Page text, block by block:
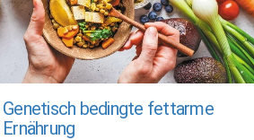
Genetisch bedingte fettarme
Ernährung